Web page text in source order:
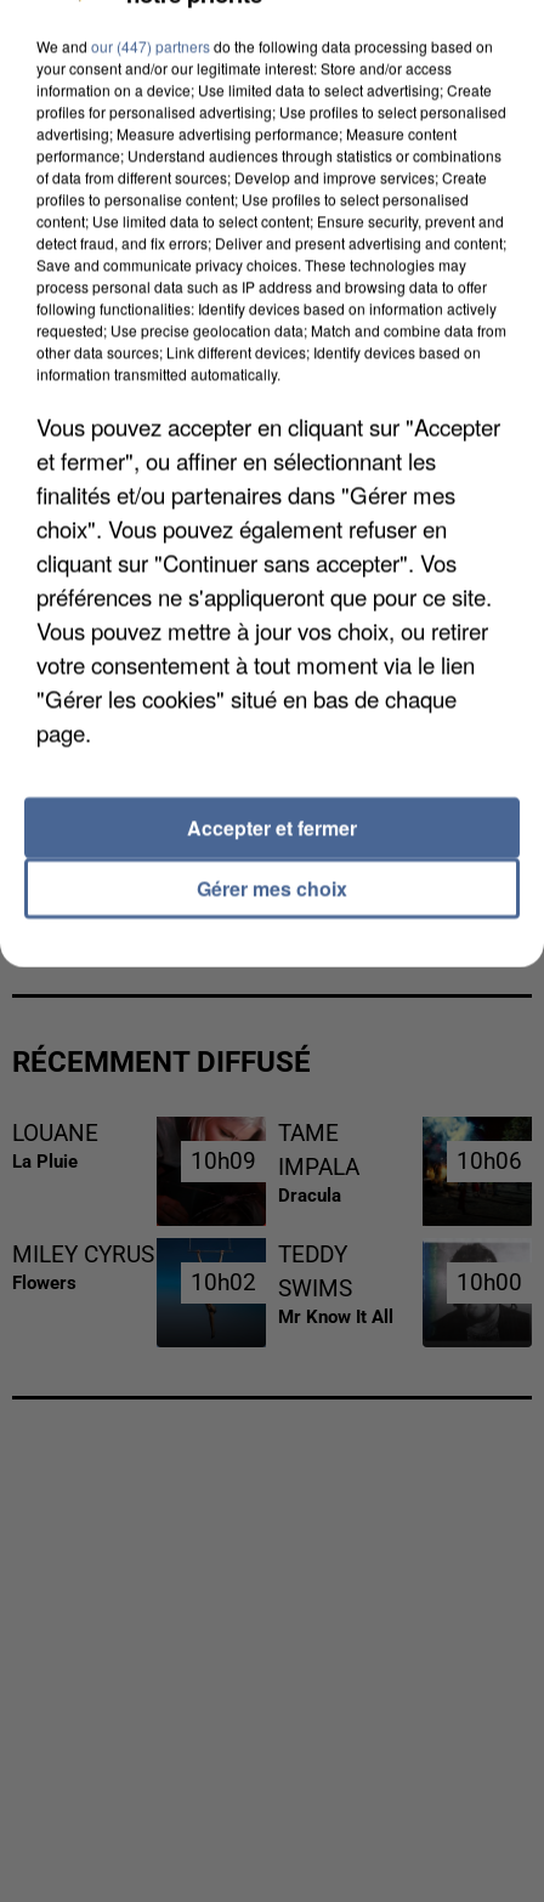
L’UN DES FONDATEURS SUPPOSÉS DE LA DZ
MAFIA INTERPELLÉ EN ALGÉRIE
UN SECOND CADRE DE LA DZ MAFIA
RÉCEMMENT DIFFUSÉ
LOUANE
La Pluie 10h09
10h09
TAME
IMPALA
Dracula
10h06
10h06
MILEY CYRUS
Flowers 10h02
10h02
TEDDY
SWIMS
Mr Know It All
10h00
10h00
We and our (447) partnersdo the following data processing based on
your consent and/or our legitimate interest: Store and/or access
information on a device; Use limited data to select advertising; Create
profiles for personalised advertising; Use profiles to select personalised
advertising; Measure advertising performance; Measure content
performance; Understand audiences through statistics or combinations
of data from different sources; Develop and improve services; Create
profiles to personalise content; Use profiles to select personalised
content; Use limited data to select content; Ensure security, prevent and
detect fraud, and fix errors; Deliver and present advertising and content;
Save and communicate privacy choices. These technologies may
process personal data such as IP address and browsing data to offer
following functionalities: Identify devices based on information actively
requested; Use precise geolocation data; Match and combine data from
other data sources; Link different devices; Identify devices based on
information transmitted automatically.
Vous pouvez accepter en cliquant sur "Accepter
et fermer", ou affiner en sélectionnant les
finalités et/ou partenaires dans "Gérer mes
choix". Vous pouvez également refuser en
cliquant sur "Continuer sans accepter". Vos
préférences ne s'appliqueront que pour ce site.
Vous pouvez mettre à jour vos choix, ou retirer
votre consentement à tout moment via le lien
"Gérer les cookies" situé en bas de chaque
page.
Gérer mes choix
Accepter et fermer